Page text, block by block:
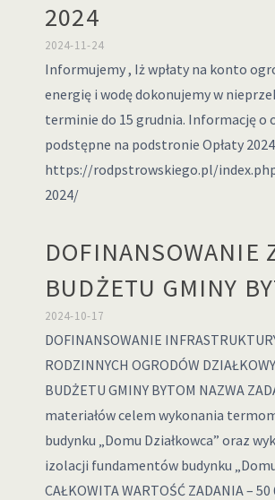
2024
2024-11-24
Informujemy , Iż wpłaty na konto
energię i wodę dokonujemy w
terminie do 15 grudnia. Informację o
podstępne na podstronie Opłaty 2024
https://rodpstrowskiego.pl/
2024/
DOFINANSOWANIE
BUDŻETU GMINY
2024-10-17
DOFINANSOWANIE
RODZINNYCH OGRODÓW
BUDŻETU GMINY BYTOM NAZWA
materiałów celem wykonania
budynku „Domu Działkowca” oraz
izolacji fundamentów budynku „Domu
CAŁKOWITA WARTOŚĆ ZADANIA – 50